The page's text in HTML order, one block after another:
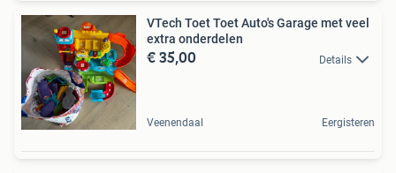
VTech Toet Toet Auto's Garage met veel
extra onderdelen
€ 35,00 Details
Veenendaal Eergisteren